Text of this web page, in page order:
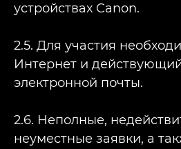
устройствах Canon.
2.5. Для участия
Интернет и
электронной почты.
2.6. Неполные,
неуместные заявки, а